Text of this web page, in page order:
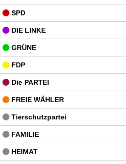
SPD
DIE LINKE
GRÜNE
FDP
Die PARTEI
FREIE WÄHLER
Tierschutzpartei
FAMILIE
HEIMAT